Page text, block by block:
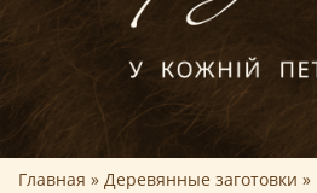
Главная Деревянные заготовки